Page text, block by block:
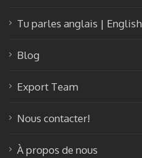
Tu parles anglais | English
Blog
Export Team
Nous contacter!
À propos de nous